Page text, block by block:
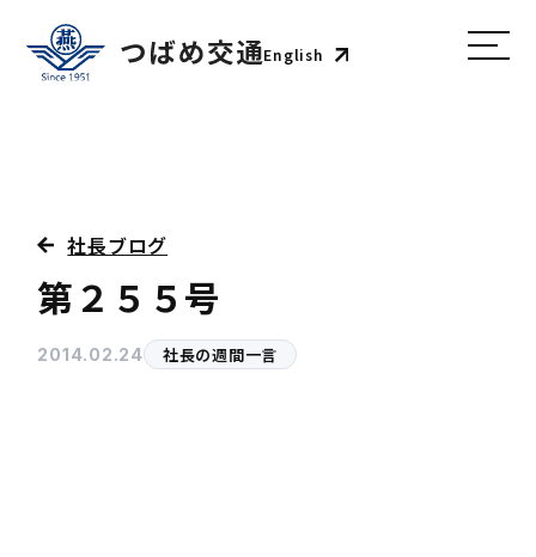
English
社長ブログ
第２５５号
2014.02.24 社長の週間一言